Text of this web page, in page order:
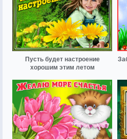
Пусть будет настроение
хорошим этим летом